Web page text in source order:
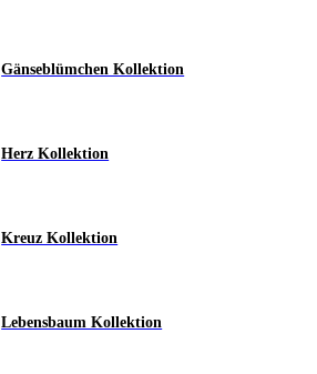
Gänseblümchen Kollektion
Herz Kollektion
Kreuz Kollektion
Lebensbaum Kollektion